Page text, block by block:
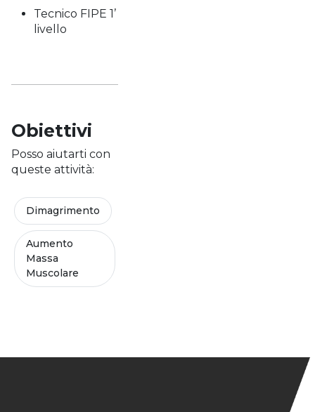
Tecnico FIPE 1’
livello
Obiettivi
Posso aiutarti con
queste attività:
Dimagrimento
Aumento
Massa
Muscolare